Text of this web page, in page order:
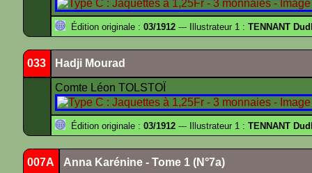
Édition originale : 03/1912 --- Illustrateur 1 : TENNANT
033 Hadji Mourad
Comte Léon TOLSTOÏ
Édition originale : 03/1912 --- Illustrateur 1 : TENNANT
007A Anna Karénine - Tome 1 (N°7a)